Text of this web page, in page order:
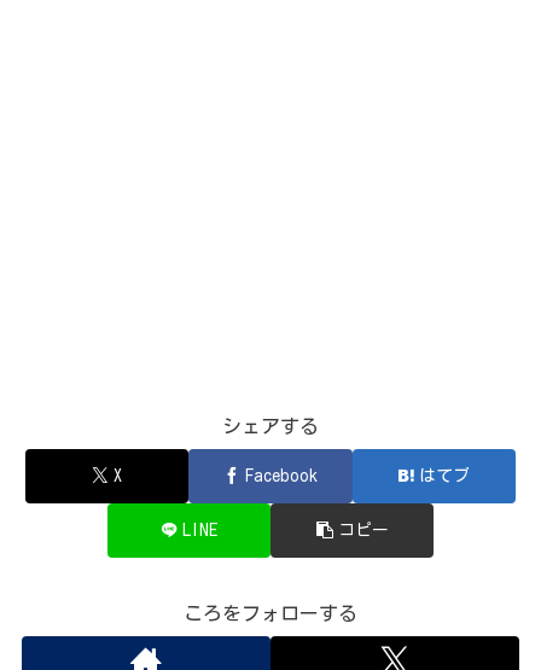
シェアする
X Facebook はてブ
LINE コピー
ころをフォローする